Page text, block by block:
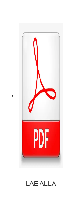
LAE ALLA